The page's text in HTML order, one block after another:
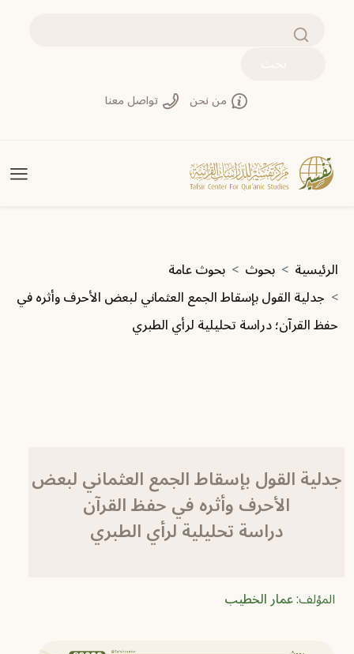
بحث
من نحن تواصل معنا
مسار التنقل
الرئيسية بحوث
بحوث عامة
جدلية القول بإسقاط الجمع العثماني لبعض الأحرف وأثره في
حفظ القرآن؛ دراسة تحليلية لرأي الطبري
جدلية القول بإسقاط الجمع العثماني لبعض
الأحرف وأثره في حفظ القرآن
دراسة تحليلية لرأي الطبري
المؤلف:عمار الخطيب